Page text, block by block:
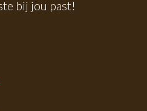
bij jou past!